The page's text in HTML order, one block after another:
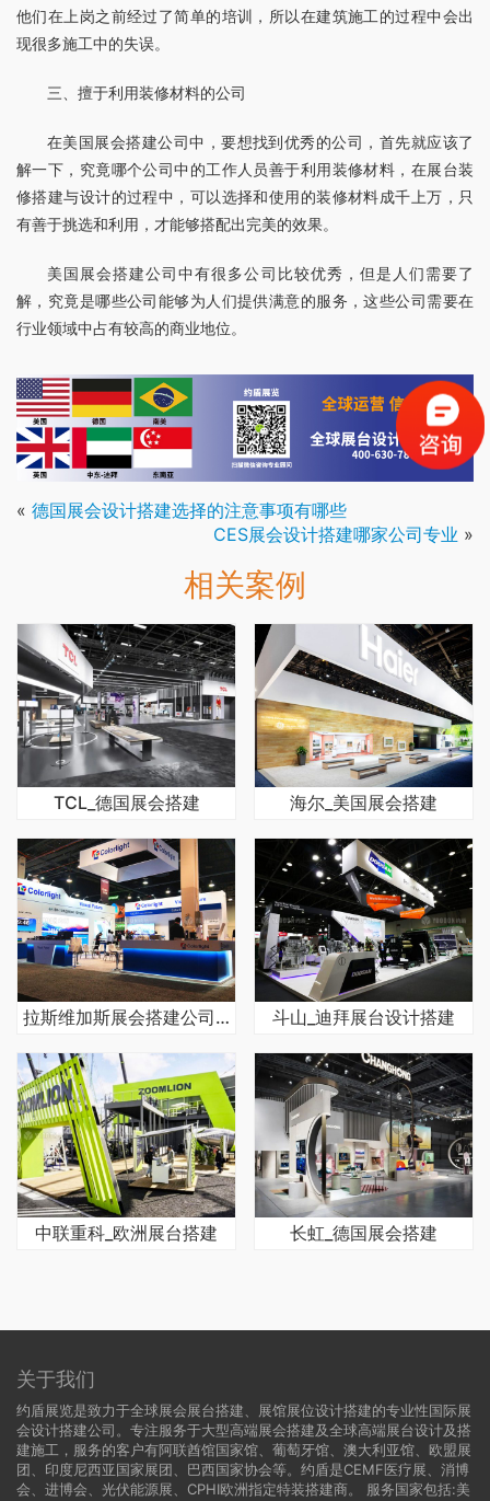
他们在上岗之前经过了简单的培训，所以在建筑施工的过程中会出
现很多施工中的失误。
三、擅于利用装修材料的公司
在美国展会搭建公司中，要想找到优秀的公司，首先就应该了
解一下，究竟哪个公司中的工作人员善于利用装修材料，在展台装
修搭建与设计的过程中，可以选择和使用的装修材料成千上万，只
有善于挑选和利用，才能够搭配出完美的效果。
美国展会搭建公司中有很多公司比较优秀，但是人们需要了
解，究竟是哪些公司能够为人们提供满意的服务，这些公司需要在
行业领域中占有较高的商业地位。
« 德国展会设计搭建选择的注意事项有哪些
CES展会设计搭建哪家公司专业 »
相关案例
TCL_德国展会搭建 海尔_美国展会搭建
拉斯维加斯展会搭建公司哪家好 斗山_迪拜展台设计搭建
中联重科_欧洲展台搭建 长虹_德国展会搭建
关于我们
约盾展览是致力于全球展会展台搭建、展馆展位设计搭建的专业性国际展
会设计搭建公司。专注服务于大型高端展会搭建及全球高端展台设计及搭
建施工，服务的客户有阿联酋馆国家馆、葡萄牙馆、澳大利亚馆、欧盟展
团、印度尼西亚国家展团、巴西国家协会等。约盾是CEMF医疗展、消博
会、进博会、光伏能源展、CPHI欧洲指定特装搭建商。 服务国家包括:美